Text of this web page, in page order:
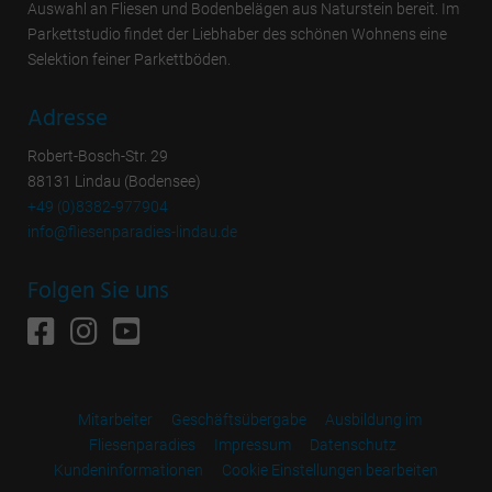
Auswahl an Fliesen und Bodenbelägen aus Naturstein bereit. Im
Parkettstudio findet der Liebhaber des schönen Wohnens eine
Selektion feiner Parkettböden.
Adresse
Robert-Bosch-Str. 29
88131 Lindau (Bodensee)
+49 (0)8382-977904
info@fliesenparadies-lindau.de
Folgen Sie uns
Mitarbeiter Geschäftsübergabe
Ausbildung im
Fliesenparadies
Impressum
Datenschutz
Kundeninformationen
Cookie Einstellungen bearbeiten